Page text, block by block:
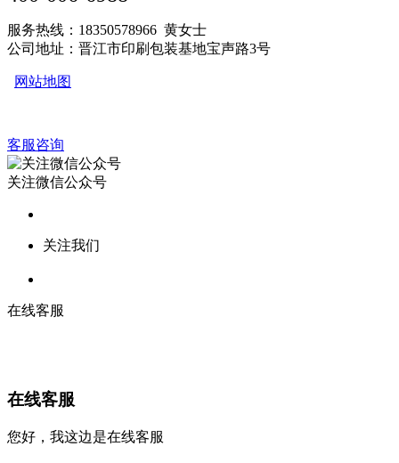
服务热线：18350578966 黄女士
公司地址：晋江市印刷包装基地宝声路3号
网站地图
客服咨询
关注微信公众号
关注我们
在线客服
在线客服
您好，我这边是在线客服